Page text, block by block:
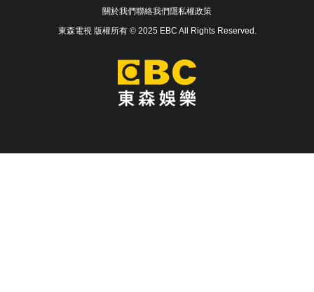
關於我們聯絡我們隱私權政策
東森電視 版權所有 © 2025 EBC All Rights Reserved.